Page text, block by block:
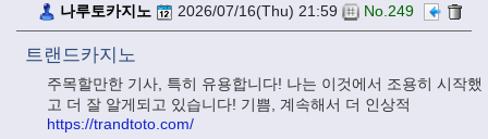
나루토카지노 2026/07/16(Thu) 21:59 No.249
트랜드카지노
주목할만한 기사, 특히 유용합니다! 나는 이것에서 조용히 시작했
고 더 잘 알게되고 있습니다! 기쁨, 계속해서 더 인상적
https://trandtoto.com/